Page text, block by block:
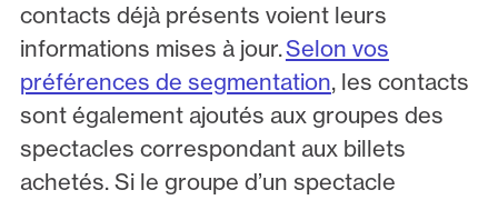
contacts déjà présents voient leurs
informations mises à jour.Selon vos
préférences de segmentation, les contacts
sont également ajoutés aux groupes des
spectacles correspondant aux billets
achetés. Si le groupe d’un spectacle